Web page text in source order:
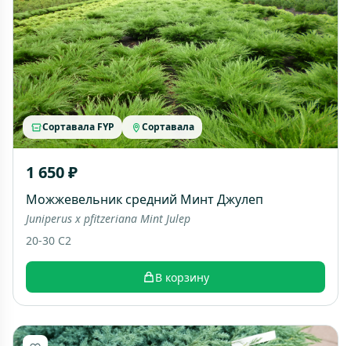
Сортавала FYP Сортавала
1 650 ₽
Можжевельник средний Минт Джулеп
Juniperus x pfitzeriana Mint Julep
20-30 C2
В корзину